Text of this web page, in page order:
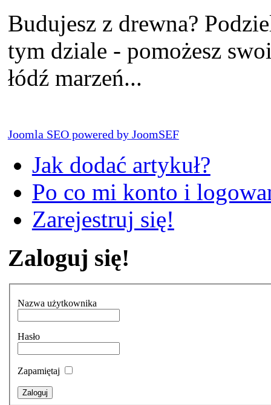
Budujesz z drewna?
tym dziale - pomożesz
łódź marzeń...
Joomla SEO powered by JoomSEF
Jak dodać artykuł?
Po co mi konto i
Zarejestruj się!
Zaloguj się!
Nazwa użytkownika
Hasło
Zapamiętaj